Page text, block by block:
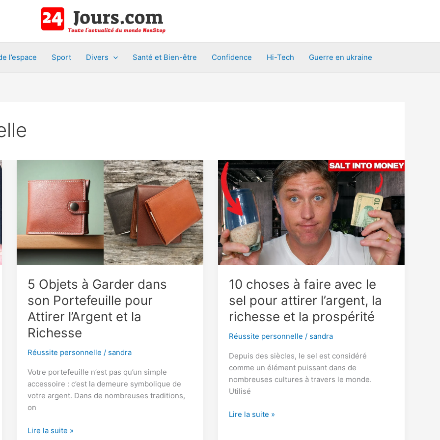
l’espace Sport Divers Santé et Bien-être Confidence Hi-Tech Guerre en ukraine
5 Objets à Garder dans
son Portefeuille pour
Attirer l’Argent et la
Richesse
Réussite personnelle / sandra
Votre portefeuille n’est pas qu’un simple
accessoire : c’est la demeure symbolique de
votre argent. Dans de nombreuses traditions,
on
5Lire la suite »
10 choses à faire avec le
sel pour attirer l’argent, la
richesse et la prospérité
Réussite personnelle / sandra
Depuis des siècles, le sel est considéré
comme un élément puissant dans de
nombreuses cultures à travers le monde.
Utilisé
10
Lire la suite »